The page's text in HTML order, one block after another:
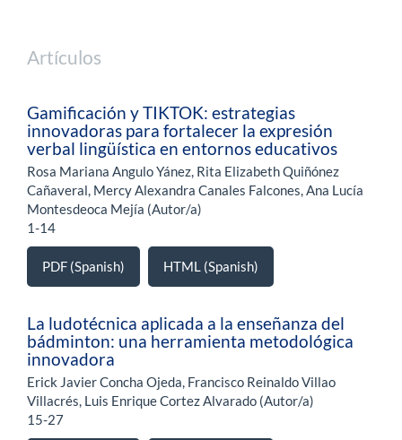
Artículos
Gamificación y TIKTOK: estrategias
innovadoras para fortalecer la expresión
verbal lingüística en entornos educativos
Rosa Mariana Angulo Yánez, Rita Elizabeth Quiñónez
Cañaveral, Mercy Alexandra Canales Falcones, Ana Lucía
Montesdeoca Mejía (Autor/a)
1-14
PDF (Spanish) HTML (Spanish)
La ludotécnica aplicada a la enseñanza del
bádminton: una herramienta metodológica
innovadora
Erick Javier Concha Ojeda, Francisco Reinaldo Villao
Villacrés, Luis Enrique Cortez Alvarado (Autor/a)
15-27